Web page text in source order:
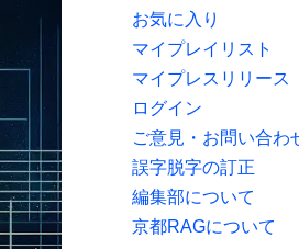
お気に入り
マイプレイリスト
マイプレスリリース
ログイン
ご意見・お問い合わ
誤字脱字の訂正
編集部について
京都RAGについて